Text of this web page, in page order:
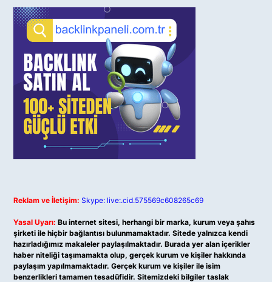
Reklam ve İletişim: Skype: live:.cid.575569c608265c69
Yasal Uyarı: Bu internet sitesi, herhangi bir marka, kurum veya şahıs
şirketi ile hiçbir bağlantısı bulunmamaktadır. Sitede yalnızca kendi
hazırladığımız makaleler paylaşılmaktadır. Burada yer alan içerikler
haber niteliği taşımamakta olup, gerçek kurum ve kişiler hakkında
paylaşım yapılmamaktadır. Gerçek kurum ve kişiler ile isim
benzerlikleri tamamen tesadüfidir. Sitemizdeki bilgiler taslak